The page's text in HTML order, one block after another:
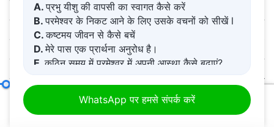
A.प्रभु यीशु की वापसी का स्वागत कैसे करें
B.परमेश्वर के निकट आने के लिए उसके वचनों को सीखें l
C.कष्टमय जीवन से कैसे बचें
D.मेरे पास एक प्रार्थना अनुरोध है।
E.कठिन समय में परमेश्वर में अपनी आस्था कैसे बढ़ाएं?
WhatsApp पर हमसे संपर्क करें
अगुआओं और कार्यकर्ताओं की जिम्मेदारियाँ (28)खंड एक